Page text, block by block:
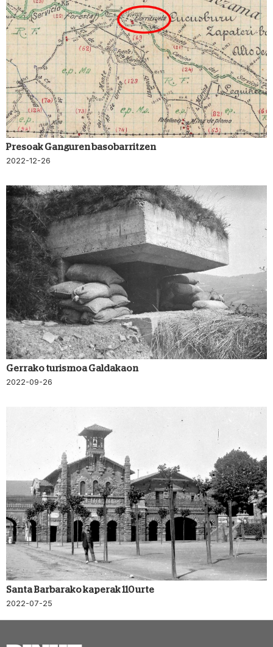
Presoak Ganguren basobarritzen
2022-12-26
Gerrako turismoa Galdakaon
2022-09-26
Santa Barbarako kaperak 110 urte
2022-07-25